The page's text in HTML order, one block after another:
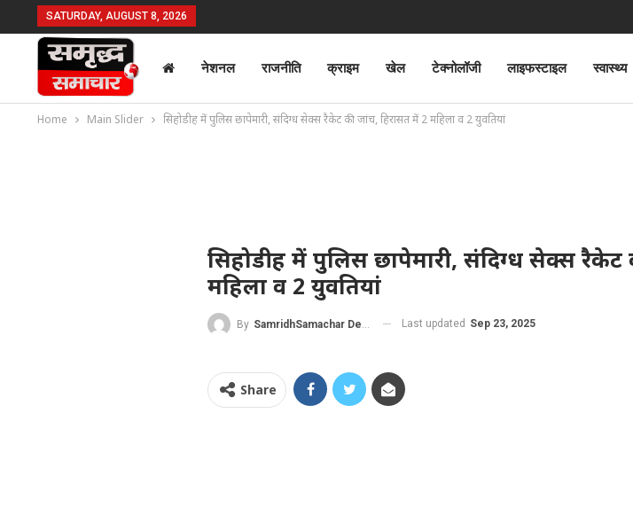
SATURDAY, AUGUST 8, 2026
नेशनल राजनीति क्राइम खेल टेक्नोलॉजी लाइफस्टाइल स्वास्थ्य
Home Main Slider सिहोडीह में पुलिस छापेमारी, संदिग्ध सेक्स रैकेट की जांच, हिरासत में 2 महिला व 2 युवतियां
सिहोडीह में पुलिस छापेमारी, संदिग्ध सेक्स रैकेट
महिला व 2 युवतियां
By SamridhSamachar Desk Last updated Sep 23, 2025
Share